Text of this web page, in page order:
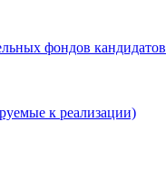
фондов кандидатов
к реализации)